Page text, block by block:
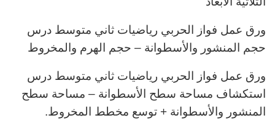
ورق عمل فواز الحربي رياضيات ثاني متوسط درس
حجم المنشور والأسطوانة – حجم الهرم والمخروط
ورق عمل فواز الحربي رياضيات ثاني متوسط درس
استكشاف مساحة سطح الأسطوانة – مساحة سطح
المنشور والأسطوانة + توسع مخطط المخروط.